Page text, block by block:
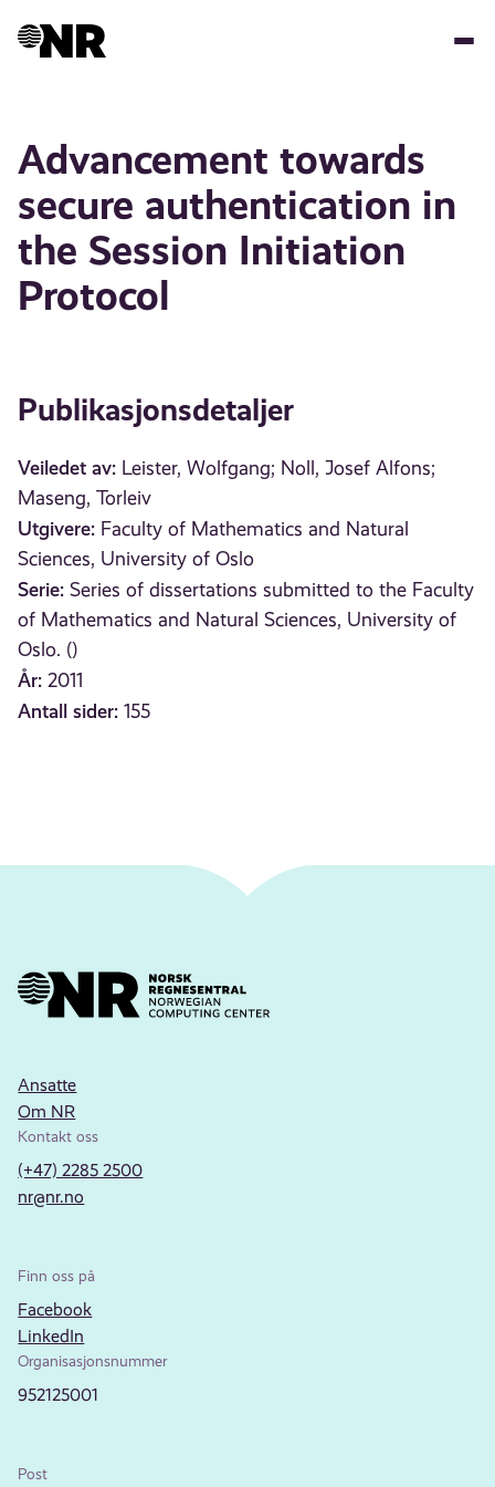
Advancement towards
secure authentication in
the Session Initiation
Protocol
Publikasjonsdetaljer
Veiledet av: Leister, Wolfgang; Noll, Josef Alfons;
Maseng, Torleiv
Utgivere: Faculty of Mathematics and Natural
Sciences, University of Oslo
Serie: Series of dissertations submitted to the Faculty
of Mathematics and Natural Sciences, University of
Oslo. ()
År: 2011
Antall sider: 155
Ansatte
Om NR
Kontakt oss
(+47) 2285 2500
nr@nr.no
Finn oss på
Facebook
LinkedIn
Organisasjonsnummer
952125001
Post